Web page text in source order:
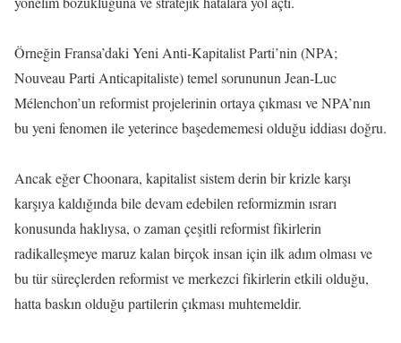
Örneğin Fransa’daki Yeni Anti-Kapitalist Parti’nin (NPA;
Nouveau Parti Anticapitaliste) temel sorununun Jean-Luc
Mélenchon’un reformist projelerinin ortaya çıkması ve NPA’nın
bu yeni fenomen ile yeterince başedememesi olduğu iddiası doğru.
Ancak eğer Choonara, kapitalist sistem derin bir krizle karşı
karşıya kaldığında bile devam edebilen reformizmin ısrarı
konusunda haklıysa, o zaman çeşitli reformist fikirlerin
radikalleşmeye maruz kalan birçok insan için ilk adım olması ve
bu tür süreçlerden reformist ve merkezci fikirlerin etkili olduğu,
hatta baskın olduğu partilerin çıkması muhtemeldir.